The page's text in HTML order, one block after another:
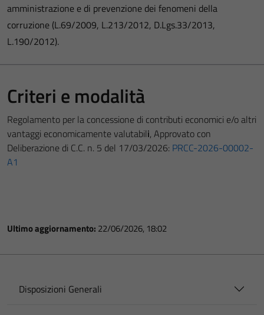
amministrazione e di prevenzione dei fenomeni della
corruzione (L.69/2009, L.213/2012, D.Lgs.33/2013,
L.190/2012).
Criteri e modalità
Regolamento per la concessione di contributi economici e/o altri
vantaggi economicamente valutabili, Approvato con
Deliberazione di C.C. n. 5 del 17/03/2026: PRCC-2026-00002-
A1
Ultimo aggiornamento: 22/06/2026, 18:02
Disposizioni Generali